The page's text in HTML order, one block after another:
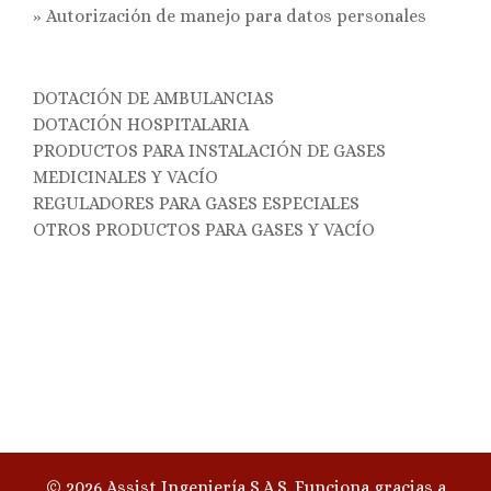
» Autorización de manejo para datos personales
DOTACIÓN DE AMBULANCIAS
DOTACIÓN HOSPITALARIA
PRODUCTOS PARA INSTALACIÓN DE GASES
MEDICINALES Y VACÍO
REGULADORES PARA GASES ESPECIALES
OTROS PRODUCTOS PARA GASES Y VACÍO